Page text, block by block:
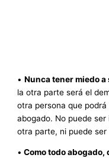
•Nunca tener miedo
la otra parte será el
otra persona que
abogado. No puede
otra parte, ni puede
• Como todo